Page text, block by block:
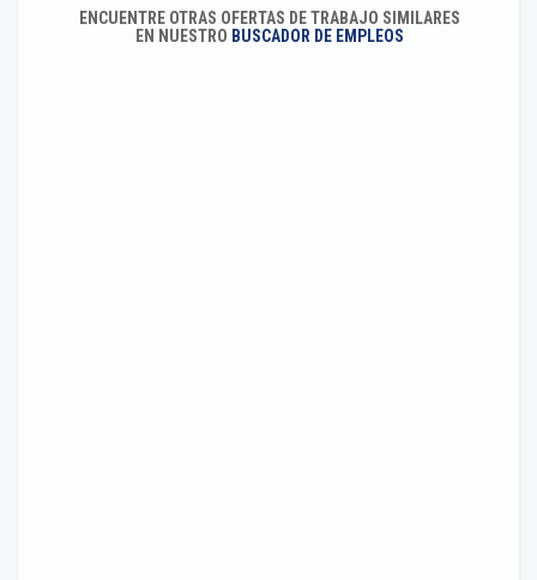
ENCUENTRE OTRAS OFERTAS DE TRABAJO SIMILARES
EN NUESTRO BUSCADOR DE EMPLEOS